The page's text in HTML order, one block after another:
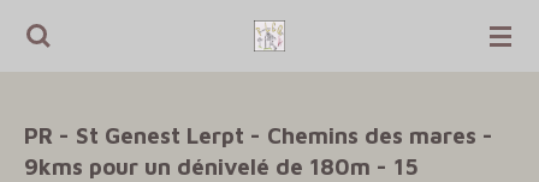
Passer
principal
PR - St Genest Lerpt - Chemins des mares -
9kms pour un dénivelé de 180m - 15